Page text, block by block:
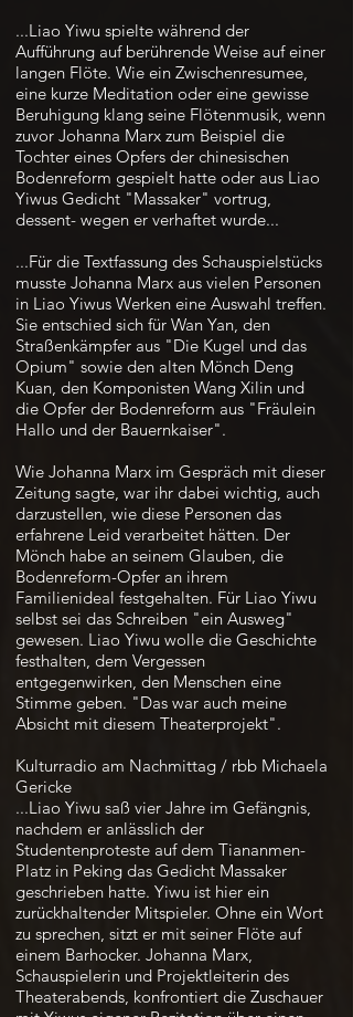
...Liao Yiwu spielte während der
Aufführung auf berührende Weise auf einer
langen Flöte. Wie ein Zwischenresumee,
eine kurze Meditation oder eine gewisse
Beruhigung klang seine Flötenmusik, wenn
zuvor Johanna Marx zum Beispiel die
Tochter eines Opfers der chinesischen
Bodenreform gespielt hatte oder aus Liao
Yiwus Gedicht "Massaker" vortrug,
dessent- wegen er verhaftet wurde...
...Für die Textfassung des Schauspielstücks
musste Johanna Marx aus vielen Personen
in Liao Yiwus Werken eine Auswahl treffen.
Sie entschied sich für Wan Yan, den
Straßenkämpfer aus "Die Kugel und das
Opium" sowie den alten Mönch Deng
Kuan, den Komponisten Wang Xilin und
die Opfer der Bodenreform aus "Fräulein
Hallo und der Bauernkaiser".
Wie Johanna Marx im Gespräch mit dieser
Zeitung sagte, war ihr dabei wichtig, auch
darzustellen, wie diese Personen das
erfahrene Leid verarbeitet hätten. Der
Mönch habe an seinem Glauben, die
Bodenreform-Opfer an ihrem
Familienideal festgehalten. Für Liao Yiwu
selbst sei das Schreiben "ein Ausweg"
gewesen. Liao Yiwu wolle die Geschichte
festhalten, dem Vergessen
entgegenwirken, den Menschen eine
Stimme geben. "Das war auch meine
Absicht mit diesem Theaterprojekt".
Kulturradio am Nachmittag / rbb Michaela
Gericke
...Liao Yiwu saß vier Jahre im Gefängnis,
nachdem er anlässlich der
Studentenproteste auf dem Tiananmen-
Platz in Peking das Gedicht Massaker
geschrieben hatte. Yiwu ist hier ein
zurückhaltender Mitspieler. Ohne ein Wort
zu sprechen, sitzt er mit seiner Flöte auf
einem Barhocker. Johanna Marx,
Schauspielerin und Projektleiterin des
Theaterabends, konfrontiert die Zuschauer